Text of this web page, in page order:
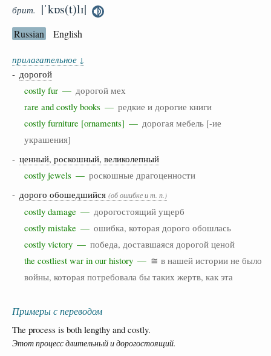
брит. |ˈkɒs(t)lɪ|
Russian English
прилагательное ↓
- дорогой
costly fur — дорогой мех
rare and costly books — редкие и дорогие книги
costly furniture [ornaments] — дорогая мебель [-ие
украшения]
- ценный, роскошный, великолепный
costly jewels — роскошные драгоценности
- дорого обошедшийся (об ошибке и т. п.)
costly damage — дорогостоящий ущерб
costly mistake — ошибка, которая дорого обошлась
costly victory — победа, доставшаяся дорогой ценой
the costliest war in our history — ≅ в нашей истории не было
войны, которая потребовала бы таких жертв, как эта
Примеры с переводом
The process is both lengthy and costly.
Этот процесс длительный и дорогостоящий.